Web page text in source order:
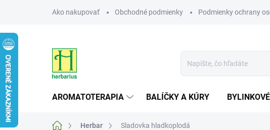
Ako nakupovať Obchodné podmienky Podmienky ochrany
AROMATOTERAPIA BALÍČKY A KÚRY
DomovHerbar Sladovka hladkoplodá